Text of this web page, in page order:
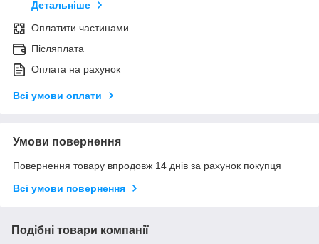
Детальніше
Оплатити частинами
Післяплата
Оплата на рахунок
Всі умови оплати
Умови повернення
Повернення товару впродовж 14 днів за рахунок покупця
Всі умови повернення
Подібні товари компанії